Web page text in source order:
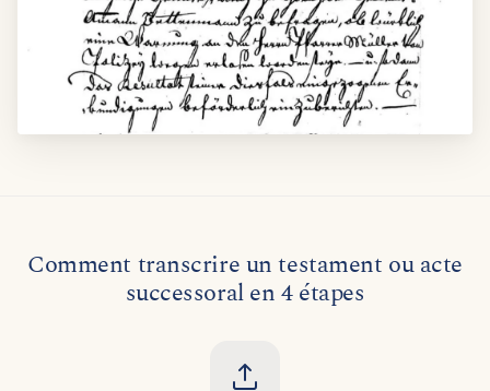
Comment transcrire un testament ou acte
successoral en 4 étapes